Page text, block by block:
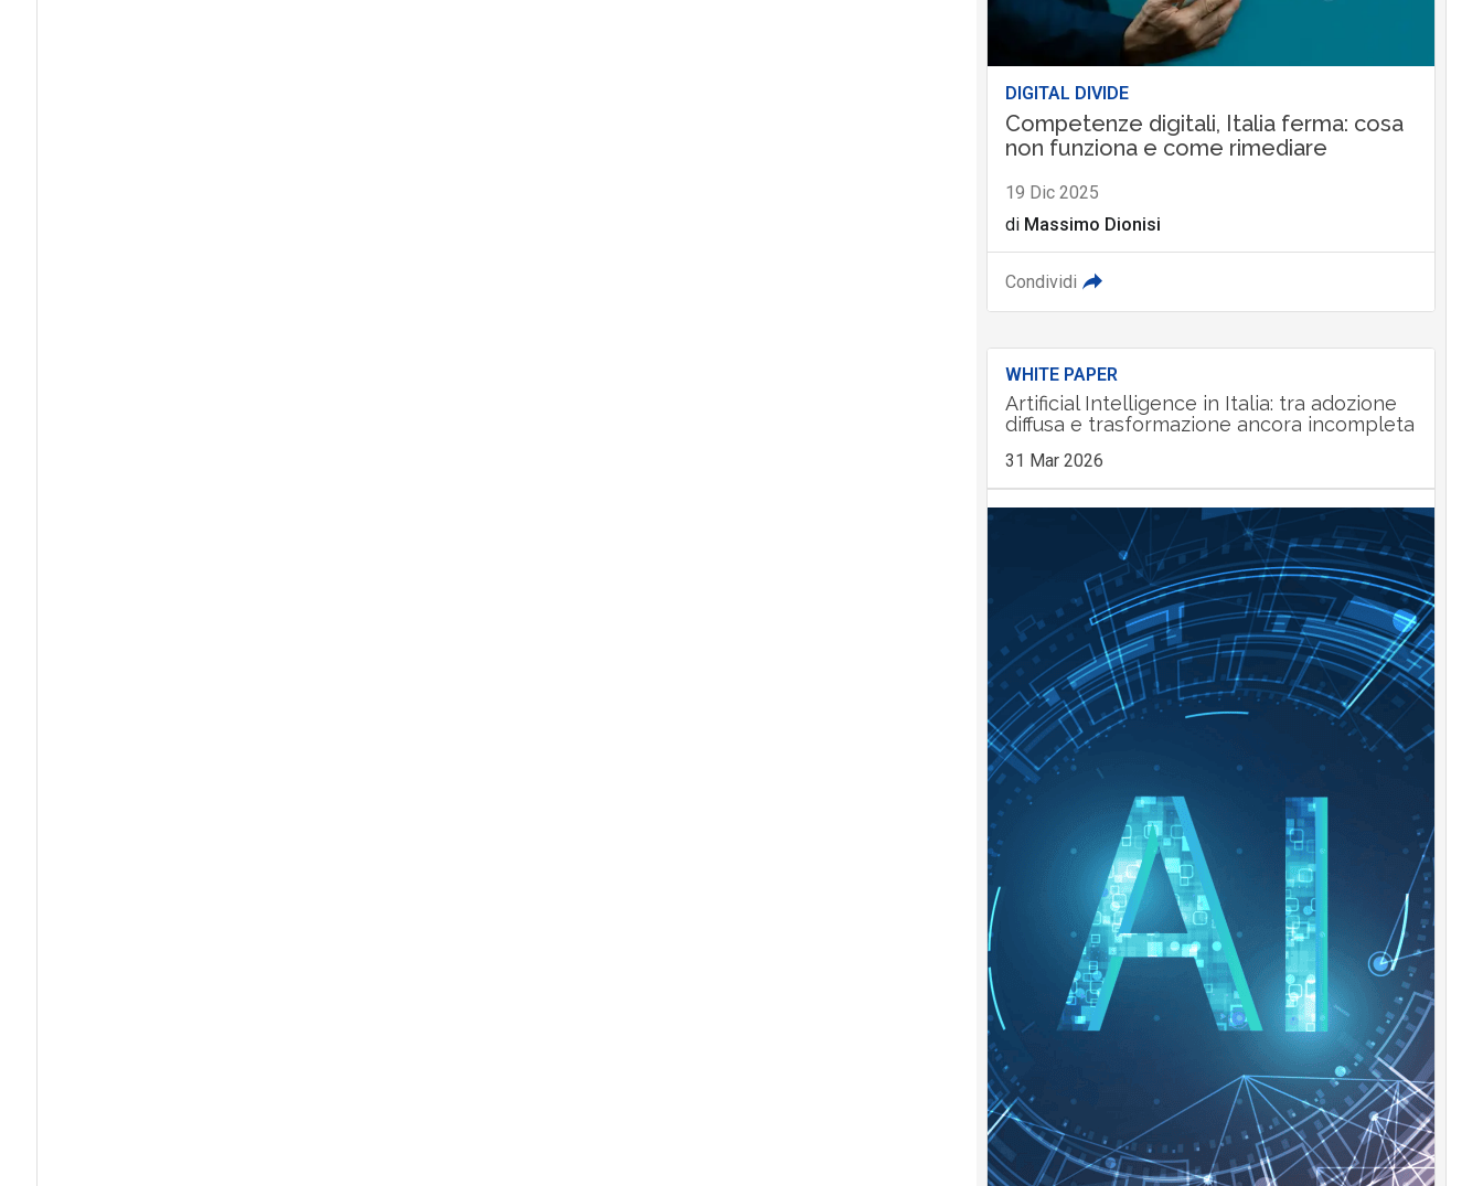
DIGITAL DIVIDE
Competenze digitali, Italia ferma: cosa
non funziona e come rimediare
19 Dic 2025
di Massimo Dionisi
Condividi
WHITE PAPER
Artificial Intelligence in Italia: tra adozione
diffusa e trasformazione ancora incompleta
31 Mar 2026